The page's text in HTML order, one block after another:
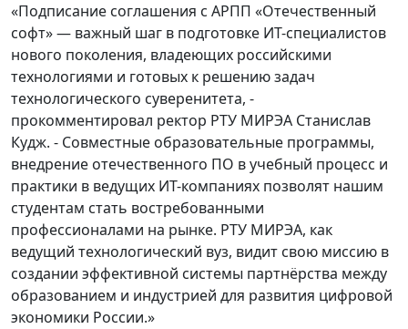
«Подписание соглашения с АРПП «Отечественный
софт» — важный шаг в подготовке ИТ-специалистов
нового поколения, владеющих российскими
технологиями и готовых к решению задач
технологического суверенитета, -
прокомментировал ректор РТУ МИРЭА Станислав
Кудж. - Совместные образовательные программы,
внедрение отечественного ПО в учебный процесс и
практики в ведущих ИТ-компаниях позволят нашим
студентам стать востребованными
профессионалами на рынке. РТУ МИРЭА, как
ведущий технологический вуз, видит свою миссию в
создании эффективной системы партнёрства между
образованием и индустрией для развития цифровой
экономики России.»